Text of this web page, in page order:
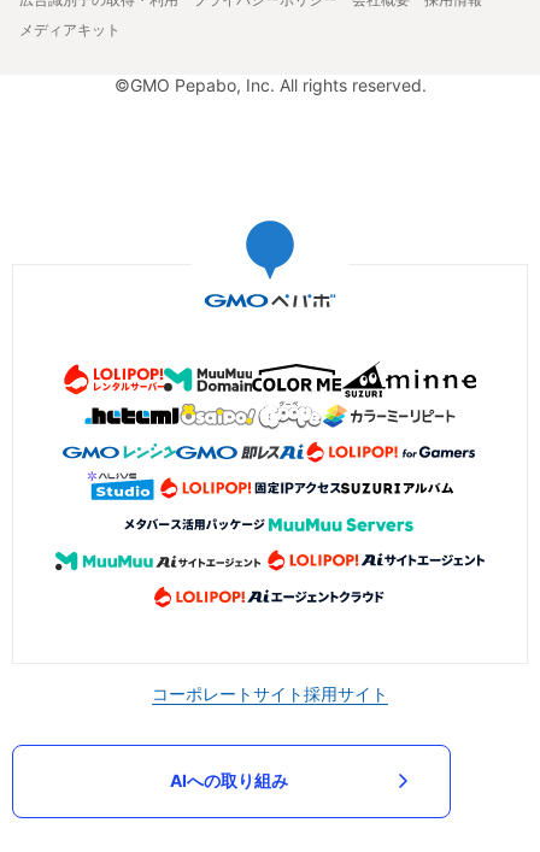
メディアキット
©GMO Pepabo, Inc. All rights reserved.
コーポレートサイト採用サイト
AIへの取り組み